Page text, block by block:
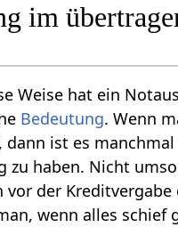
im
Weise hat ein
Bedeutung. Wenn
dann ist es
zu haben. Nicht
vor der Kreditvergabe
wenn alles schief